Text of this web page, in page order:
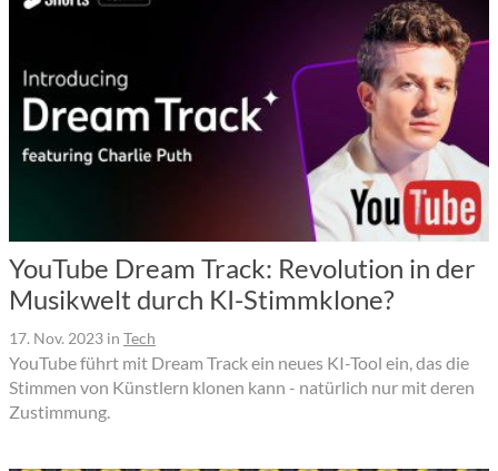
YouTube Dream Track: Revolution in der
Musikwelt durch KI-Stimmklone?
17. Nov. 2023 in Tech
YouTube führt mit Dream Track ein neues KI-Tool ein, das die
Stimmen von Künstlern klonen kann - natürlich nur mit deren
Zustimmung.